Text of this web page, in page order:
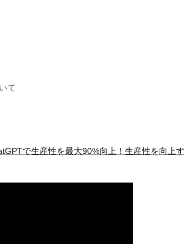
て
で生産性を最大90%向上！生産性を向上